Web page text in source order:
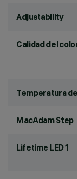
Adjustability
Calidad del
Temperatura
MacAdam Step
Lifetime LED 1